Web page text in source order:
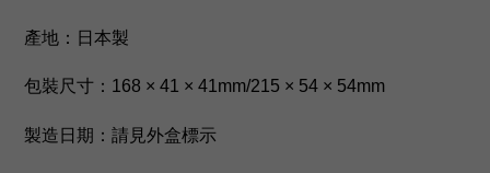
產地：日本製
包裝尺寸：168 × 41 × 41mm/215 × 54 × 54mm
製造日期：請見外盒標示